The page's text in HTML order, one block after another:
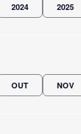
2024 2025
OUT NOV